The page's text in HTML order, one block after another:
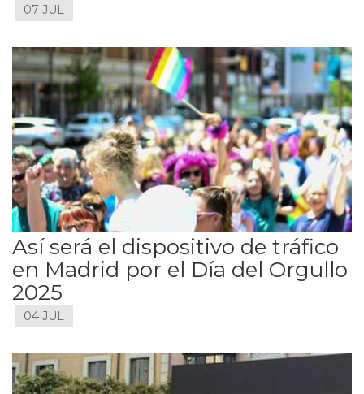
07 JUL
Así será el dispositivo de tráfico
en Madrid por el Día del Orgullo
2025
04 JUL